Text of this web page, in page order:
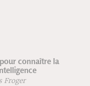
connaître la
Froger